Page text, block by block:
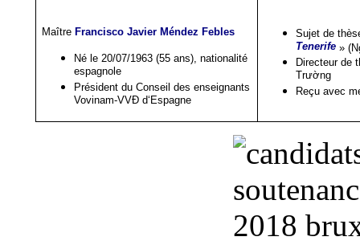
Maître Francisco Javier Méndez Febles
Né le 20/07/1963 (55 ans), nationalité
espagnole
Président du Conseil des enseignants
Vovinam-VVĐ d‘Espagne
Sujet de
Tenerife »
Directeur de
Trường
Reçu avec